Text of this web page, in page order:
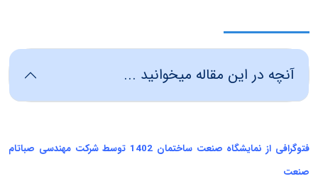
آنچه در این مقاله میخوانید ...
فتوگرافی از نمایشگاه صنعت ساختمان 1402 توسط شرکت مهندسی صباتام
صنعت